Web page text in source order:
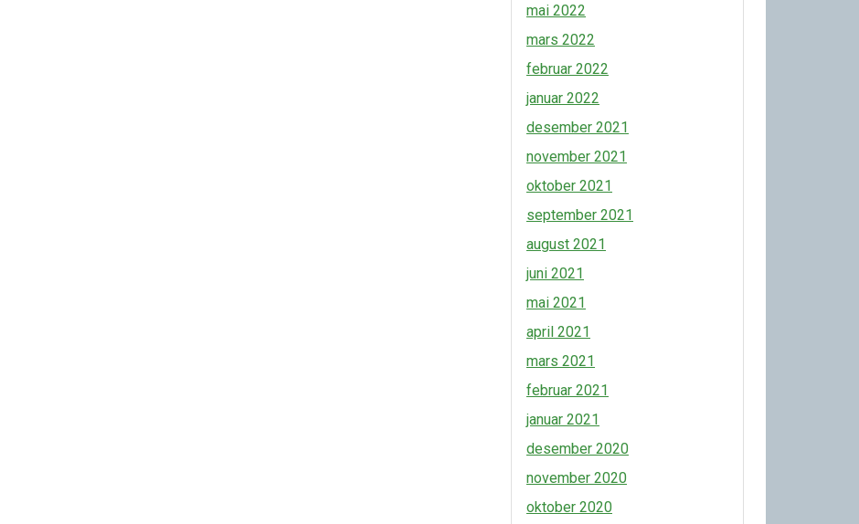
mai 2022
mars 2022
februar 2022
januar 2022
desember 2021
november 2021
oktober 2021
september 2021
august 2021
juni 2021
mai 2021
april 2021
mars 2021
februar 2021
januar 2021
desember 2020
november 2020
oktober 2020